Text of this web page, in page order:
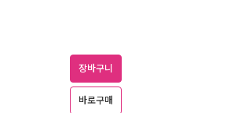
장바구니
바로구매